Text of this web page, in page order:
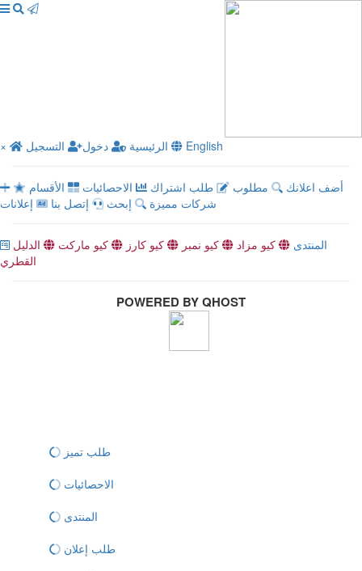
× الرئيسية دخول التسجيل English
أضف اعلانك مطلوب طلب اشتراك الاحصائيات
الأقسام
شركات مميزة
إبحث إتصل بنا إعلانات
المنتدى كيو مزاد كيو نمبر كيو كارز كيو ماركت
الدليل
القطري
POWERED BY QHOST
طلب تميز
الاحصائيات
المنتدى
طلب إعلان